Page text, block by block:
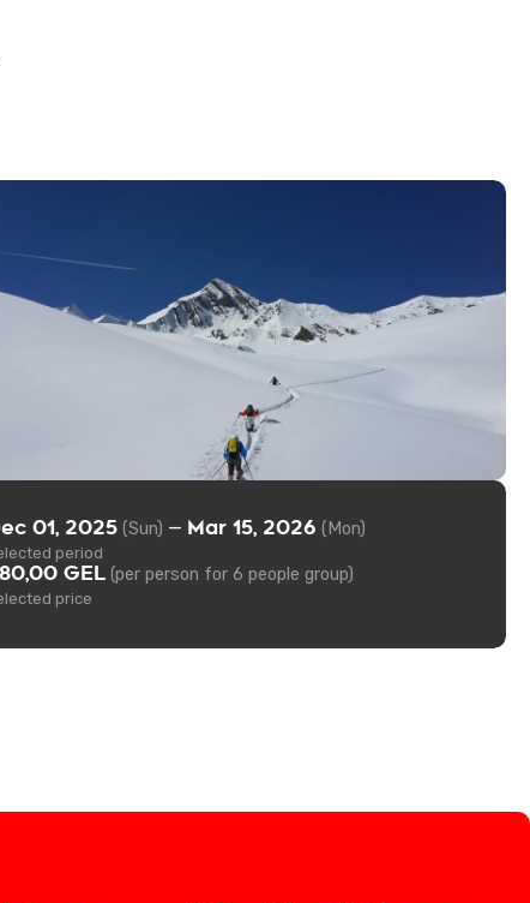
01, 2025 (Sun) — Mar 15, 2026 (Mon)
period
GEL (per person for 6 people group)
price